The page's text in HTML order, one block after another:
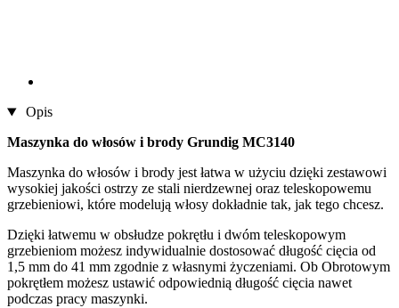
Opis
Maszynka do włosów i brody Grundig MC3140
Maszynka do włosów i brody jest łatwa w użyciu dzięki zestawowi
wysokiej jakości ostrzy ze stali nierdzewnej oraz teleskopowemu
grzebieniowi, które modelują włosy dokładnie tak, jak tego chcesz.
Dzięki łatwemu w obsłudze pokrętłu i dwóm teleskopowym
grzebieniom możesz indywidualnie dostosować długość cięcia od
1,5 mm do 41 mm zgodnie z własnymi życzeniami. Ob Obrotowym
pokrętłem możesz ustawić odpowiednią długość cięcia nawet
podczas pracy maszynki.